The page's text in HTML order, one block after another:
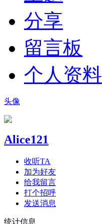
分享
留言板
个人资料
头像
Alice121
收听TA
加为好友
给我留言
打个招呼
发送消息
统计信息